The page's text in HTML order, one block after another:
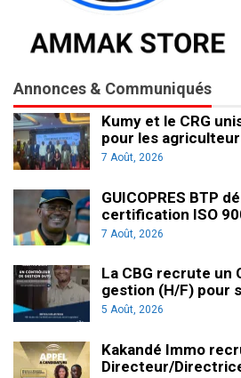
Annonces & Communiqués
Kumy et le CRG
pour les
7 Août, 2026
GUICOPRES BTP
certification ISO
7 Août, 2026
La CBG recrute un
gestion (H/F) pour
5 Août, 2026
Kakandé Immo
Directeur/